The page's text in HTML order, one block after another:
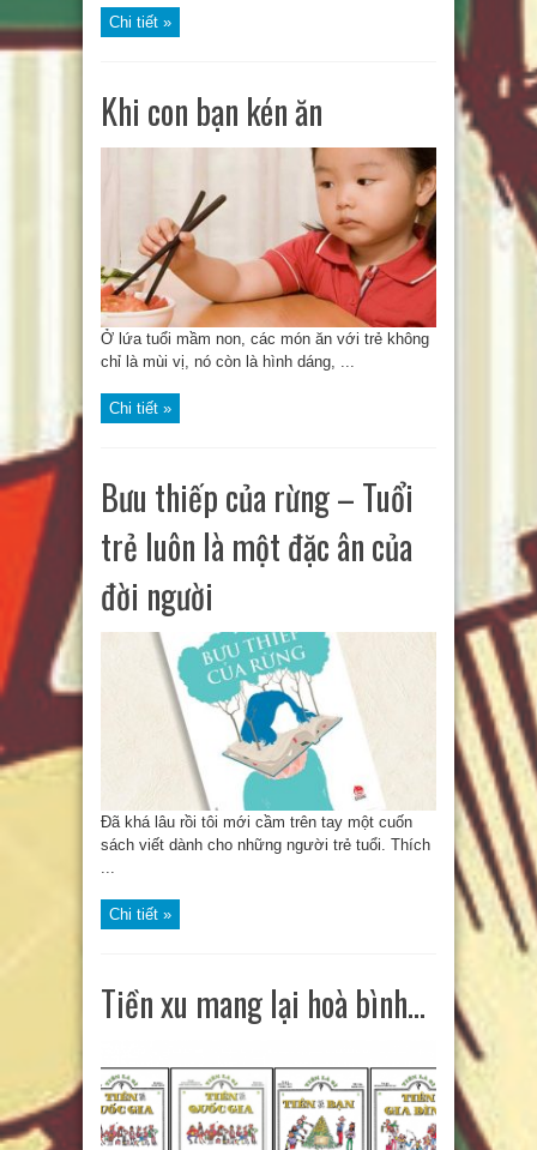
Chi tiết »
Khi con bạn kén ăn
Ở lứa tuổi mầm non, các món ăn với trẻ không
chỉ là mùi vị, nó còn là hình dáng, ...
Chi tiết »
Bưu thiếp của rừng – Tuổi
trẻ luôn là một đặc ân của
đời người
Đã khá lâu rồi tôi mới cầm trên tay một cuốn
sách viết dành cho những người trẻ tuổi. Thích
Chi tiết »
Tiền xu mang lại hoà bình…